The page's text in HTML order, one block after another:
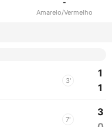
-
Amarelo/Vermelho
3'
1
1
7'
3